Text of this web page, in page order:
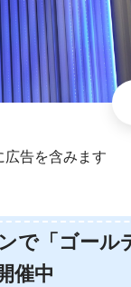
告を含みます
で「ゴール
催中